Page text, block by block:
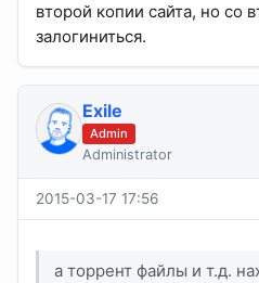
второй копии сайта, но со
залогиниться.
Exile
Admin
Administrator
2015-03-17 17:56
а торрент файлы и т.д.